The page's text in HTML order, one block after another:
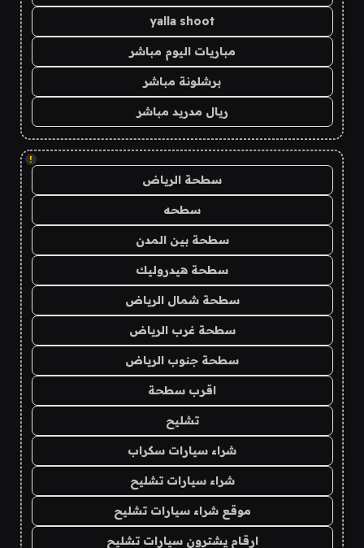
yalla shoot
مباريات اليوم مباشر
برشلونة مباشر
ريال مدريد مباشر
!
سطحة الرياض
سطحه
سطحة بين المدن
سطحة هيدروليك
سطحة شمال الرياض
سطحة غرب الرياض
سطحة جنوب الرياض
اقرب سطحة
تشليح
شراء سيارات سكراب
شراء سيارات تشليح
موقع شراء سيارات تشليح
ارقام يشترون سيارات تشليح